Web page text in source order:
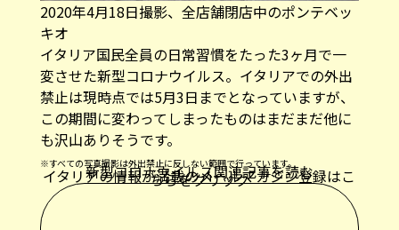
2020年4月18日撮影、全店舗閉店中のポンテベッ
キオ
イタリア国民全員の日常習慣をたった3ヶ月で一
変させた新型コロナウイルス。イタリアでの外出
禁止は現時点では5月3日までとなっていますが、
この期間に変わってしまったものはまだまだ他に
も沢山ありそうです。
※すべての写真撮影は外出禁止に反しない範囲で行っています。
新型コロナウイルス関連記事を読む
イタリアの情報が満載のメールマガジン登録はこ
ちらをクリック